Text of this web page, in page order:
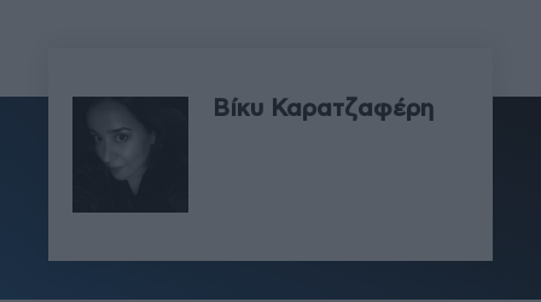
Βίκυ Καρατζαφέρη